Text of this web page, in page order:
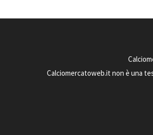
Calciomercatoweb.it non è una